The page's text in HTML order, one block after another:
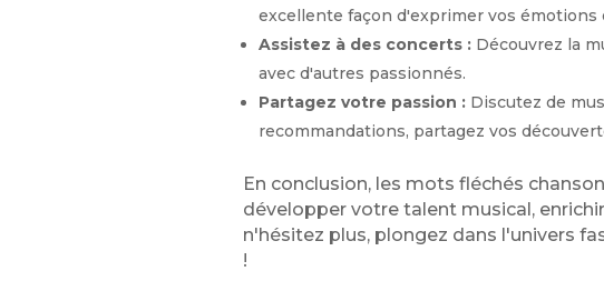
excellente façon d'exprimer vos émotions
Assistez à des concerts : Découvrez la
avec d'autres passionnés.
Partagez votre passion : Discutez de
recommandations, partagez vos
En conclusion, les mots fléchés
développer votre talent musical,
n'hésitez plus, plongez dans l'univers
!